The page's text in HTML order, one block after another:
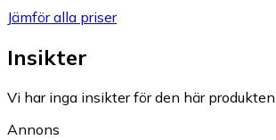
Jämför alla priser
Insikter
Vi har inga insikter för den här
Annons